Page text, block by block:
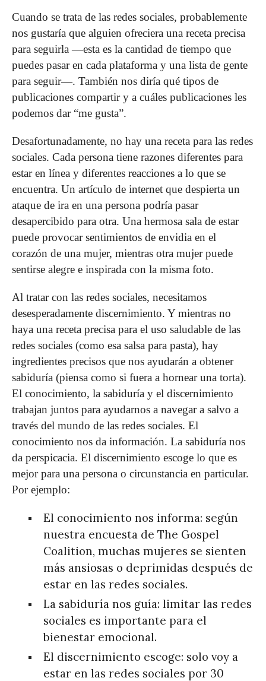
Cuando se trata de las redes sociales, probablemente
nos gustaría que alguien ofreciera una receta precisa
para seguirla —esta es la cantidad de tiempo que
puedes pasar en cada plataforma y una lista de gente
para seguir—. También nos diría qué tipos de
publicaciones compartir y a cuáles publicaciones les
podemos dar “me gusta”.
Desafortunadamente, no hay una receta para las redes
sociales. Cada persona tiene razones diferentes para
estar en línea y diferentes reacciones a lo que se
encuentra. Un artículo de internet que despierta un
ataque de ira en una persona podría pasar
desapercibido para otra. Una hermosa sala de estar
puede provocar sentimientos de envidia en el
corazón de una mujer, mientras otra mujer puede
sentirse alegre e inspirada con la misma foto.
Al tratar con las redes sociales, necesitamos
desesperadamente discernimiento. Y mientras no
haya una receta precisa para el uso saludable de las
redes sociales (como esa salsa para pasta), hay
ingredientes precisos que nos ayudarán a obtener
sabiduría (piensa como si fuera a hornear una torta).
El conocimiento, la sabiduría y el discernimiento
trabajan juntos para ayudarnos a navegar a salvo a
través del mundo de las redes sociales. El
conocimiento nos da información. La sabiduría nos
da perspicacia. El discernimiento escoge lo que es
mejor para una persona o circunstancia en particular.
Por ejemplo:
El conocimiento nos informa: según
nuestra encuesta de The Gospel
Coalition, muchas mujeres se sienten
más ansiosas o deprimidas después de
estar en las redes sociales.
La sabiduría nos guía: limitar las redes
sociales es importante para el
bienestar emocional.
El discernimiento escoge: solo voy a
estar en las redes sociales por 30